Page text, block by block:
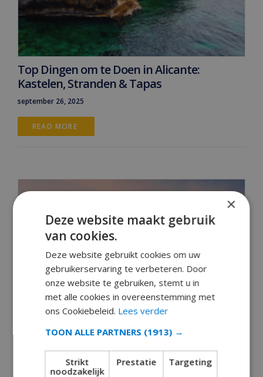
Top Dingen om te Doen in Alicante:
Kastelen, Stranden & Tapas
september 26, 2025
READ MORE
Lloret de Mar: Meer dan het Nachtleven –
×
Deze website maakt gebruik
van cookies.
Deze website gebruikt cookies om uw
gebruikerservaring te verbeteren. Door
onze website te gebruiken, stemt u in
met alle cookies in overeenstemming met
ons Cookiebeleid. Lees verder
TOON ALLE PARTNERS (1913) →
Strikt
noodzakelijk
Prestatie Targeting